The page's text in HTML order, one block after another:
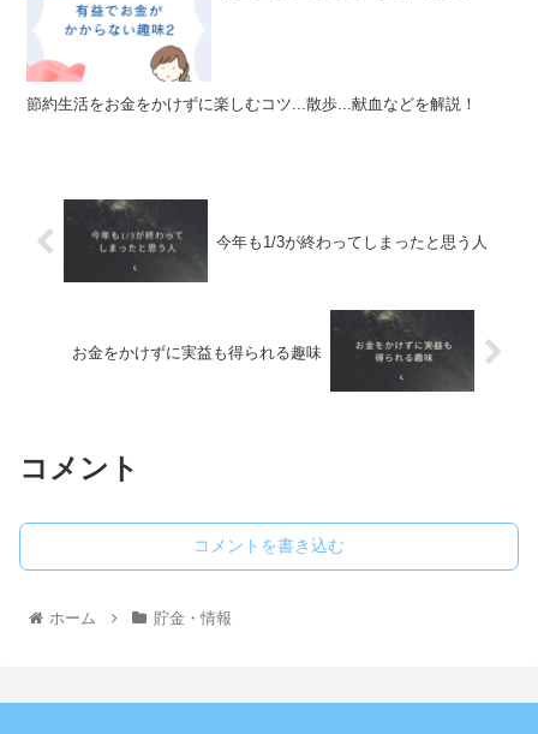
節約生活をお金をかけずに楽しむコツ...散歩...献血などを解説！
今年も1/3が終わってしまったと思う人
お金をかけずに実益も得られる趣味
コメント
コメントを書き込む
ホーム 貯金・情報